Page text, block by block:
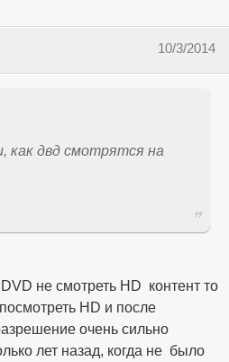
10/3/2014
как двд смотрятся на
не смотреть HD контент то
HD и после
очень сильно
лет назад, когда не было